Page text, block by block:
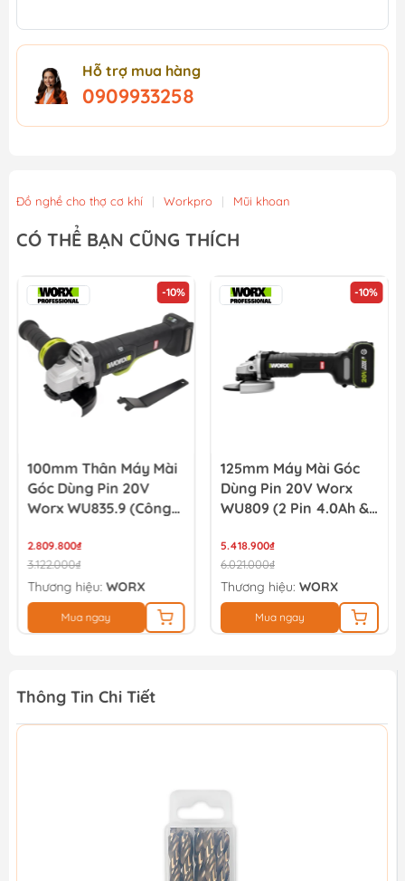
Hỗ trợ mua hàng
0909933258
Đồ nghề cho thợ cơ khí | Workpro | Mũi khoan
CÓ THỂ BẠN CŨNG THÍCH
-10%
100mm Thân Máy Mài
Góc Dùng Pin 20V
Worx WU835.9 (Công
2.809.800₫
3.122.000₫
Thương hiệu: WORX
Mua ngay
-10%
125mm Máy Mài Góc
Dùng Pin 20V Worx
WU809 (2 Pin 4.0Ah &
5.418.900₫
6.021.000₫
Thương hiệu: WORX
Mua ngay
Thông Tin Chi Tiết